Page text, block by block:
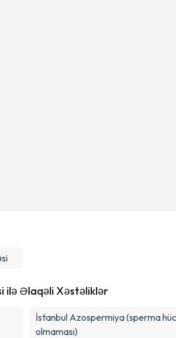
ilə Əlaqəli Xəstəliklər
İstanbul Azospermiya (sperma
olmaması)